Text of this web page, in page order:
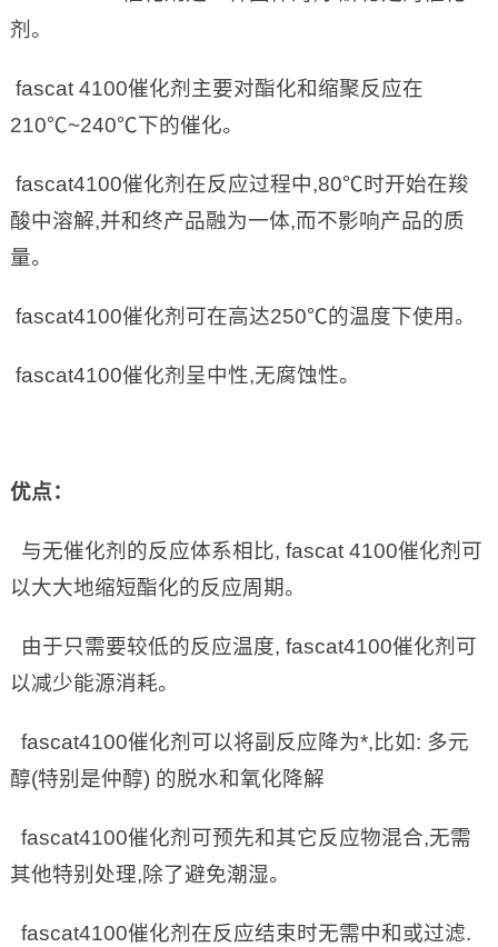
剂。
fascat 4100催化剂主要对酯化和缩聚反应在
210℃~240℃下的催化。
fascat4100催化剂在反应过程中,80℃时开始在羧
酸中溶解,并和终产品融为一体,而不影响产品的质
量。
fascat4100催化剂可在高达250℃的温度下使用。
fascat4100催化剂呈中性,无腐蚀性。
优点：
与无催化剂的反应体系相比, fascat 4100催化剂可
以大大地缩短酯化的反应周期。
由于只需要较低的反应温度, fascat4100催化剂可
以减少能源消耗。
fascat4100催化剂可以将副反应降为*,比如: 多元
醇(特别是仲醇) 的脱水和氧化降解
fascat4100催化剂可预先和其它反应物混合,无需
其他特别处理,除了避免潮湿。
fascat4100催化剂在反应结束时无需中和或过滤.